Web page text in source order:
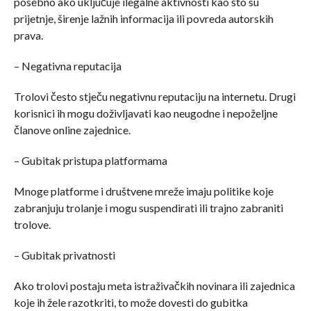
prijetnje, širenje lažnih informacija ili povreda autorskih
prava.
– Negativna reputacija
Trolovi često stječu negativnu reputaciju na internetu. Drugi
korisnici ih mogu doživljavati kao neugodne i nepoželjne
članove online zajednice.
– Gubitak pristupa platformama
Mnoge platforme i društvene mreže imaju politike koje
zabranjuju trolanje i mogu suspendirati ili trajno zabraniti
trolove.
– Gubitak privatnosti
Ako trolovi postaju meta istraživačkih novinara ili zajednica
koje ih žele razotkriti, to može dovesti do gubitka